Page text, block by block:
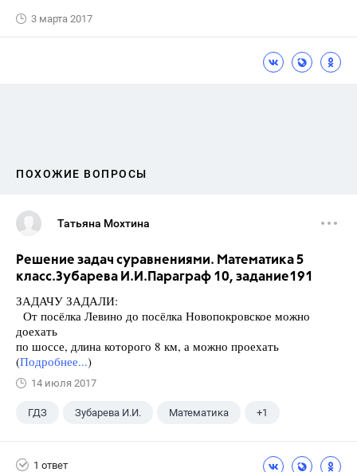
3 марта 2017
ПОХОЖИЕ ВОПРОСЫ
Татьяна Мохтина
Решение задач суравнениями. Математика 5
класс.Зубарева И.И.Параграф 10, задание191
ЗАДАЧУ ЗАДАЛИ:
От посёлка Левино до посёлка Новопокровское можно
доехать
по шоссе, длина которого 8 км, а можно проехать
(Подробнее...)
14 июля 2017
ГДЗ Зубарева И.И. Математика +1
1 ответ